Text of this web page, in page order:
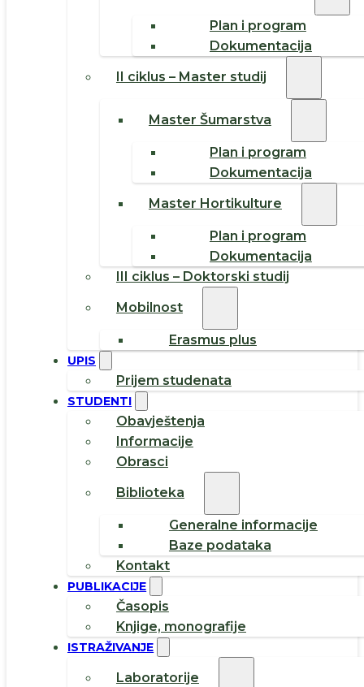
Plan i program
Dokumentacija
II ciklus – Master studij
Master Šumarstva
Plan i program
Dokumentacija
Master Hortikulture
Plan i program
Dokumentacija
III ciklus – Doktorski studij
Mobilnost
Erasmus plus
UPIS
Prijem studenata
STUDENTI
Obavještenja
Informacije
Obrasci
Biblioteka
Generalne informacije
Baze podataka
Kontakt
PUBLIKACIJE
Časopis
Knjige, monografije
ISTRAŽIVANJE
Laboratorije